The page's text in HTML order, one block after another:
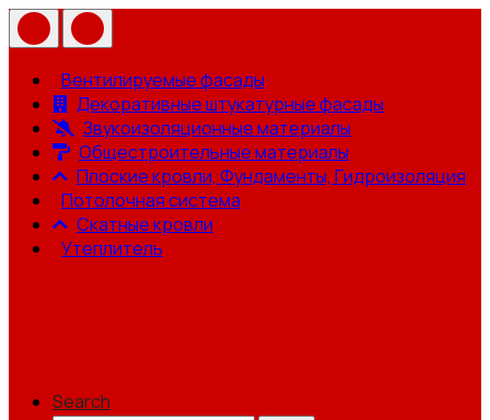
Вентилируемые фасады
Декоративные штукатурные фасады
Звукоизоляционные материалы
Общестроительные материалы
Плоские кровли, Фундаменты, Гидроизоляция
Потолочная система
Скатные кровли
Утеплитель
Search